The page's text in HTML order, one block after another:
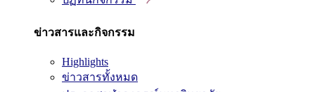
ข่าวสารและกิจกรรม
Highlights
ข่าวสารทั้งหมด